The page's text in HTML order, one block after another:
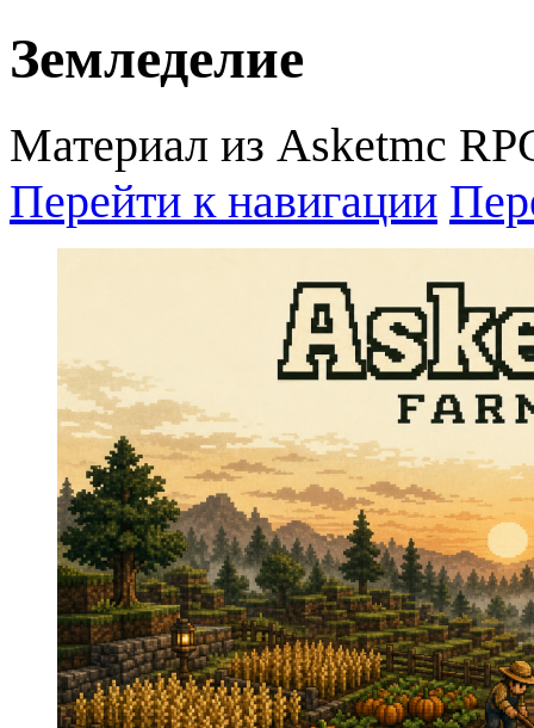
Земледелие
Материал из Asketmc
Перейти к навигации